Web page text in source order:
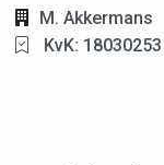
M. Akkermans
KvK: 18030253